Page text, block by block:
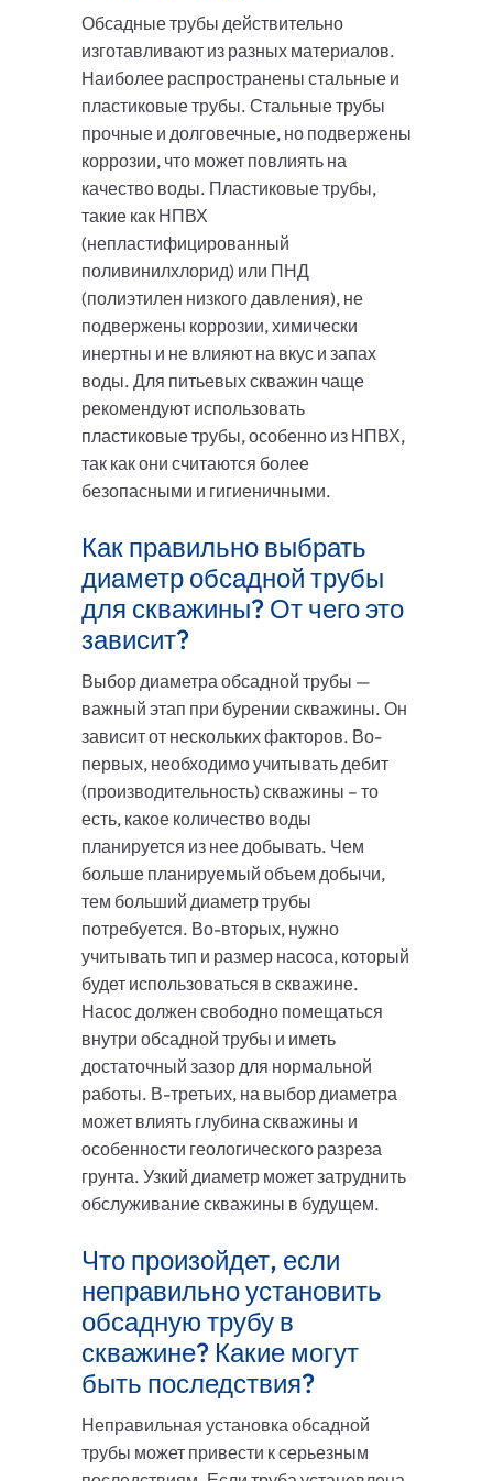
Обсадные трубы действительно
изготавливают из разных материалов.
Наиболее распространены стальные и
пластиковые трубы. Стальные трубы
прочные и долговечные, но подвержены
коррозии, что может повлиять на
качество воды. Пластиковые трубы,
такие как НПВХ
(непластифицированный
поливинилхлорид) или ПНД
(полиэтилен низкого давления), не
подвержены коррозии, химически
инертны и не влияют на вкус и запах
воды. Для питьевых скважин чаще
рекомендуют использовать
пластиковые трубы, особенно из НПВХ,
так как они считаются более
безопасными и гигиеничными.
Как правильно выбрать
диаметр обсадной трубы
для скважины? От чего это
зависит?
Выбор диаметра обсадной трубы —
важный этап при бурении скважины. Он
зависит от нескольких факторов. Во-
первых, необходимо учитывать дебит
(производительность) скважины – то
есть, какое количество воды
планируется из нее добывать. Чем
больше планируемый объем добычи,
тем больший диаметр трубы
потребуется. Во-вторых, нужно
учитывать тип и размер насоса, который
будет использоваться в скважине.
Насос должен свободно помещаться
внутри обсадной трубы и иметь
достаточный зазор для нормальной
работы. В-третьих, на выбор диаметра
может влиять глубина скважины и
особенности геологического разреза
грунта. Узкий диаметр может затруднить
обслуживание скважины в будущем.
Что произойдет, если
неправильно установить
обсадную трубу в
скважине? Какие могут
быть последствия?
Неправильная установка обсадной
трубы может привести к серьезным